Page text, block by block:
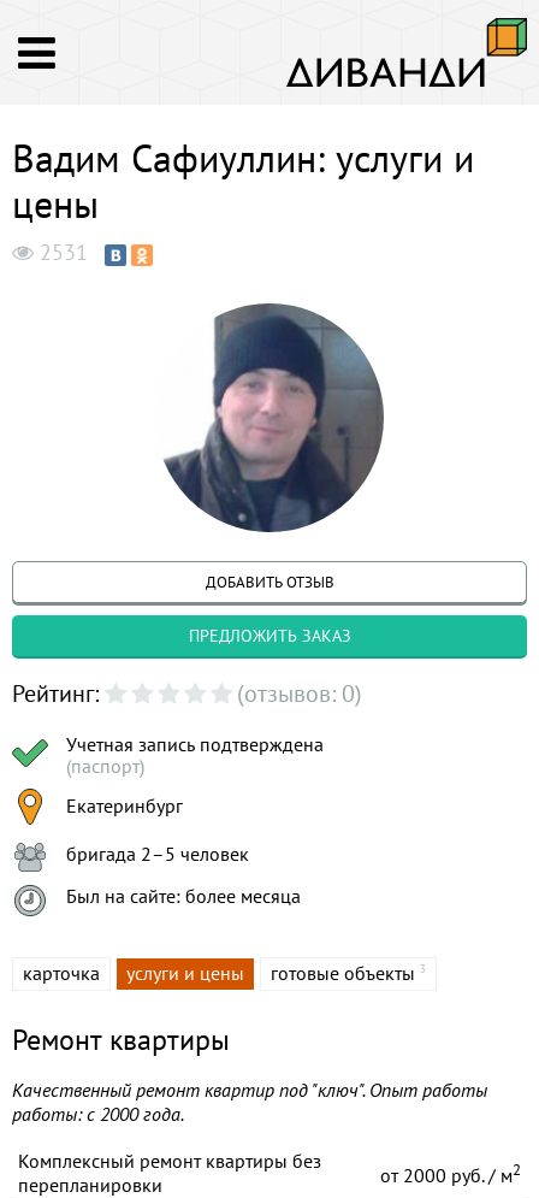
Вадим Сафиуллин: услуги и
цены
2531
ДОБАВИТЬ ОТЗЫВ
ПРЕДЛОЖИТЬ ЗАКАЗ
Рейтинг: (отзывов: 0)
Учетная запись подтверждена
(паспорт)
Екатеринбург
бригада 2–5 человек
Был на сайте: более месяца
карточка услуги и цены готовые объекты 3
Ремонт квартиры
Качественный ремонт квартир под "ключ". Опыт работы
работы: с 2000 года.
Комплексный ремонт квартиры без
перепланировки
от2000 руб. / м2